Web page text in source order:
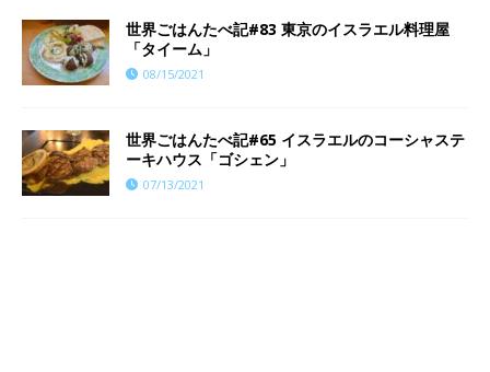
世界ごはんたべ記#83 東京のイスラエル料理屋
「タイーム」
08/15/2021
世界ごはんたべ記#65 イスラエルのコーシャステ
ーキハウス「ゴシェン」
07/13/2021